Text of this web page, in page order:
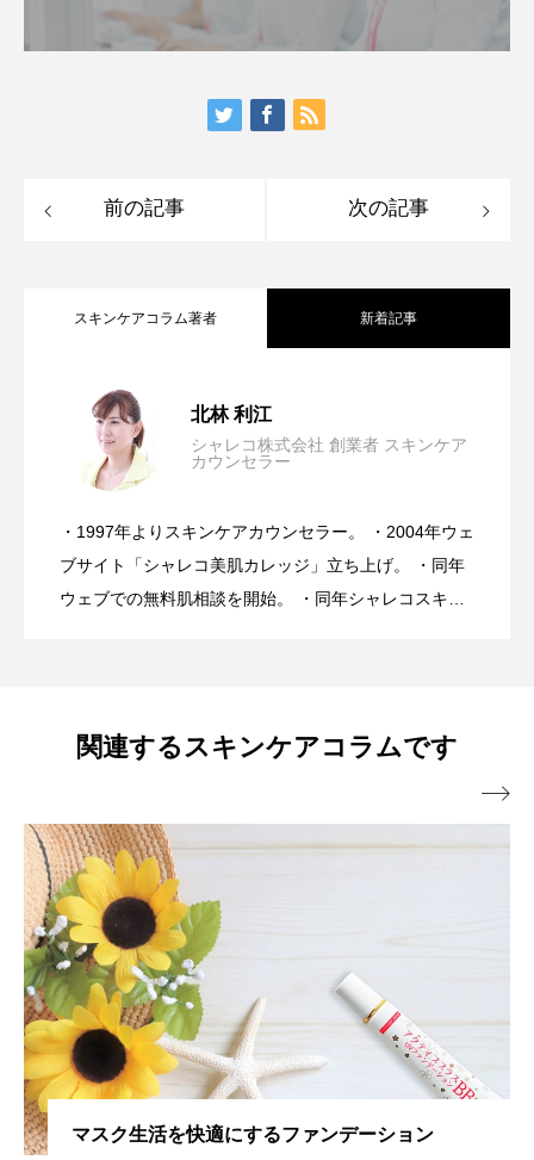
前の記事 次の記事
スキンケアコラム著者 新着記事
北林 利江
シャレコ株式会社 創業者 スキンケア
カウンセラー
・1997年よりスキンケアカウンセラー。 ・2004年ウェ
ブサイト「シャレコ美肌カレッジ」立ち上げ。 ・同年
ウェブでの無料肌相談を開始。 ・同年シャレコスキン
ャレコレター♪」は20年間週一回発行。 ・肌トラブル
向け特に敏感肌、乾燥肌へのスキンケアアドバイスに
2026.08.07
2026.07.31
NGケアとOKケア
2026.07.24 美容は30年間進化し続けたのに、なぜ肌
心配するスキンケアとは？
関連するスキンケアコラムです
マスク生活を快適にするファンデーション
